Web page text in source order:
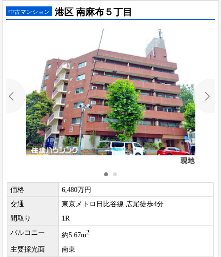
中古マンション 港区 南麻布５丁目
価格
6,480万円
交通
東京メトロ日比谷線 広尾徒歩4分
間取り
1R
バルコニー
約5.67m2
主要採光面
南東